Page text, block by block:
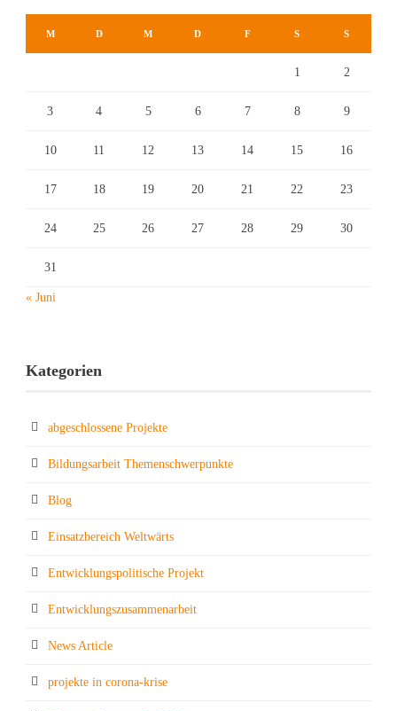
M D M D F S S
1 2
3 4 5 6 7 8 9
10 11 12 13 14 15 16
17 18 19 20 21 22 23
24 25 26 27 28 29 30
31
« Juni
Kategorien
abgeschlossene Projekte
Bildungsarbeit Themenschwerpunkte
Blog
Einsatzbereich Weltwärts
Entwicklungspolitische Projekt
Entwicklungszusammenarbeit
News Article
projekte in corona-krise